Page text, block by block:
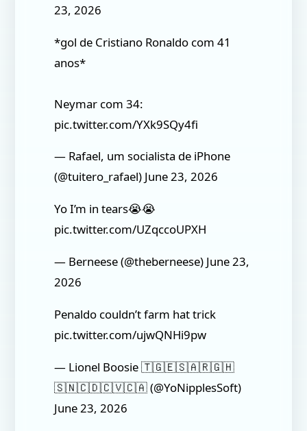
23, 2026
*gol de Cristiano Ronaldo com 41
anos*
Neymar com 34:
pic.twitter.com/YXk9SQy4fi
— Rafael, um socialista de iPhone
(@tuitero_rafael) June 23, 2026
Yo I’m in tears😭😭
pic.twitter.com/UZqccoUPXH
— Berneese (@theberneese) June 23,
2026
Penaldo couldn’t farm hat trick
pic.twitter.com/ujwQNHi9pw
— Lionel Boosie 🇹🇬🇪🇸🇦🇷🇬🇭
🇸🇳🇨🇩🇨🇻🇨🇦 (@YoNipplesSoft)
June 23, 2026